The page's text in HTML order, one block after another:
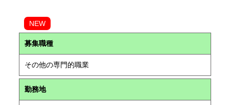
NEW
募集職種
その他の専門的職業
勤務地